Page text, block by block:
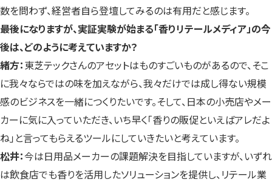
数を問わず、経営者自ら登壇してみるのは有用だと感じます。
――最後になりますが、実証実験が始まる「香りリテールメディア」の今
後は、どのように考えていますか？
緒方：東芝テックさんのアセットはものすごいものがあるので、そこ
に我々ならではの味を加えながら、我々だけでは成し得ない規模
感のビジネスを一緒につくりたいです。そして、日本の小売店やメー
カーに気に入っていただき、いち早く「香りの販促といえばアレだよ
ね」と言ってもらえるツールにしていきたいと考えています。
松井：今は日用品メーカーの課題解決を目指していますが、いずれ
は飲食店でも香りを活用したソリューションを提供し、リテール業